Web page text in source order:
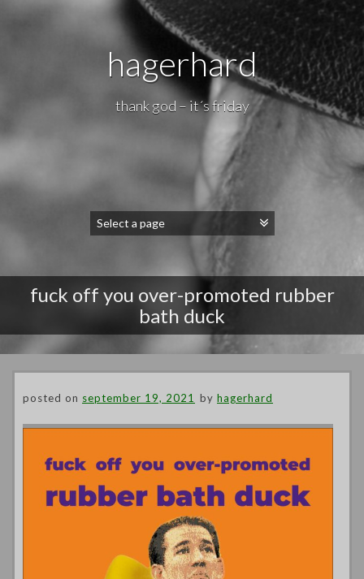
hagerhard
thank god – it´s friday
fuck off you over-promoted rubber
bath duck
posted on september 19, 2021 by hagerhard